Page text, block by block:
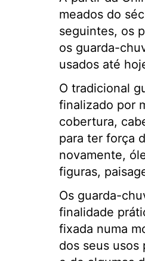
meados do
seguintes, os
os guarda-
usados até
O tradicional
finalizado por
cobertura,
para ter força
novamente,
figuras,
Os guarda-
finalidade
fixada numa
dos seus usos